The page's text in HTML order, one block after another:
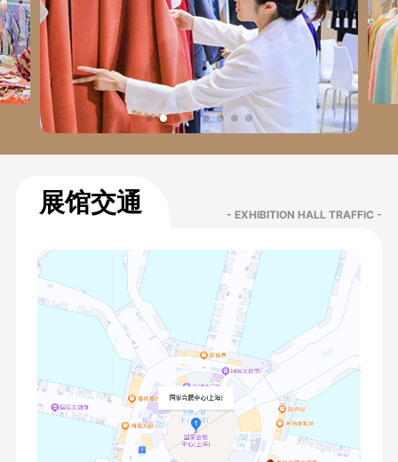
展馆交通 - EXHIBITION HALL TRAFFIC -